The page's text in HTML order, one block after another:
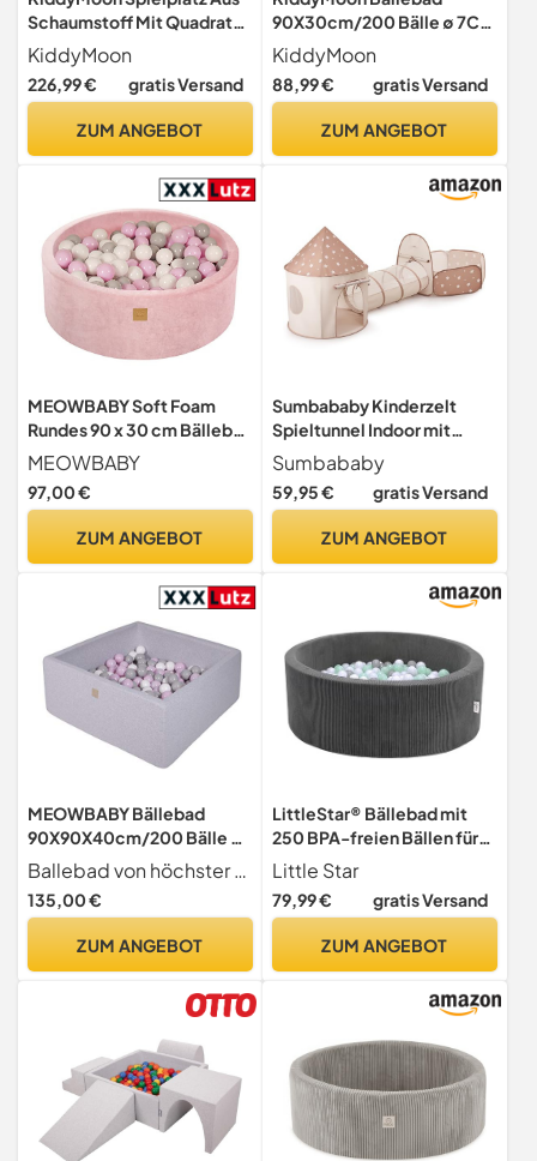
Schaumstoff Mit Quadrat
Bällebad (300 Bälle)
Ballgruben Für Babys
Spielbad Hindernisläufen,
Hellgrau:Weiß/Grau/Minze
KiddyMoon
226,99 € gratis Versand
ZUM ANGEBOT
90X30cm/200 Bälle ∅ 7Cm
Bällepool Mit Bunten Bällen
Für Babys Kinder Rund,
Pink:Weiß/Grau/Rosa
KiddyMoon
88,99 € gratis Versand
ZUM ANGEBOT
MEOWBABY Soft Foam
Rundes 90 x 30 cm Bällebad
mit 200 Stück Bällen für
Babys & Kleinkinder -
Baby-Laufstall Essentials,
Kinder, Samt, Puderrosa,
MEOWBABY
97,00 €
ZUM ANGEBOT
Sumbababy Kinderzelt
Spieltunnel Indoor mit
Bällebad: 3-in-1 Spielzelt
Kinder Krabbeltunnel mit
Bälle Bad Ohne Bälle für
Baby Bällebad Zelt Tunnel
Aufbewahrungstasche(3+)
Sumbababy
59,95 € gratis Versand
ZUM ANGEBOT
MEOWBABY Bällebad
90X90X40cm/200 Bälle ∅
7Cm Baby Spielbad Mit
Bällen Quadratisch
Spielbälle Bällebad
In EU Hellgrau:
Ballebad von höchster Qualität mit Bälle ohne BPA. Sichere Rohstoffe und Farben sind eine Garantie des sicheres Spiel ohne Verletzungsrisiko.
135,00 €
ZUM ANGEBOT
LittleStar® Bällebad mit
250 BPA-freien Bällen für
Babys & Kleinkinder ab 10
Monaten | Geprüfte
Sicherheit | Waschbar &
Grauer Cord, 90 x 30 cm,
Little Star
79,99 € gratis Versand
ZUM ANGEBOT